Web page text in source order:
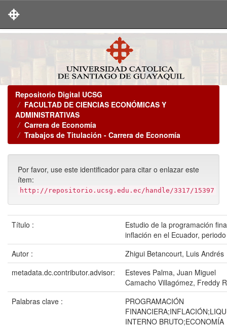
Repositorio Digital UCSG
FACULTAD DE CIENCIAS ECONÓMICAS Y
ADMINISTRATIVAS
Carrera de Economía
Trabajos de Titulación - Carrera de Economía
Por favor, use este identificador para citar o enlazar este
ítem:
http://repositorio.ucsg.edu.ec/handle/3317/15397
Título :
Estudio de la programación
inflación en el Ecuador,
Autor :
Zhigui Betancourt, Luis Andrés
metadata.dc.contributor.advisor:
Esteves Palma, Juan Miguel
Camacho Villagómez, Freddy
Palabras clave :
PROGRAMACIÓN
INTERNO BRUTO;ECONOMÍA